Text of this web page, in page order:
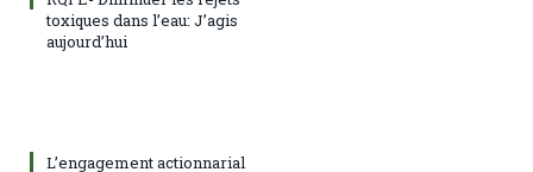
toxiques dans l’eau: J’agis
aujourd’hui
L’engagement actionnarial